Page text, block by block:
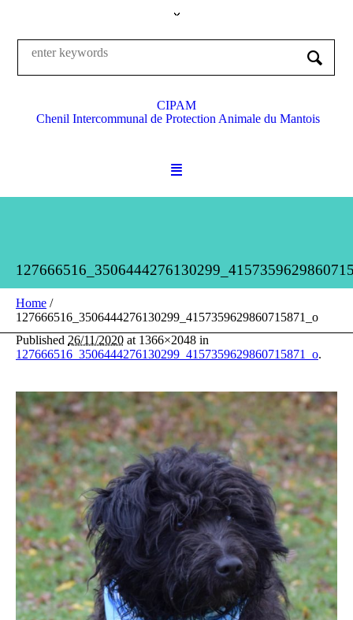
CIPAM
Chenil Intercommunal de Protection Animale du Mantois
Home /
127666516_3506444276130299_4157359629860715871_o
Published 26/11/2020 at 1366×2048 in
127666516_3506444276130299_4157359629860715871_o.